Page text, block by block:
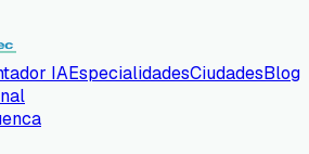
IAEspecialidadesCiudadesBlog